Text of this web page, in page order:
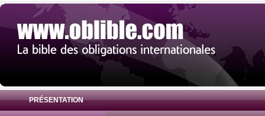
PRÉSENTATION